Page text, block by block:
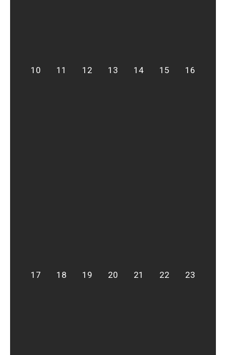
10 11 12 13 14 15 16
17 18 19 20 21 22 23